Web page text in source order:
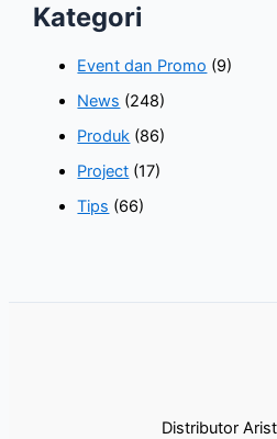
Kategori
Event dan Promo (9)
News (248)
Produk (86)
Project (17)
Tips (66)
Distributor